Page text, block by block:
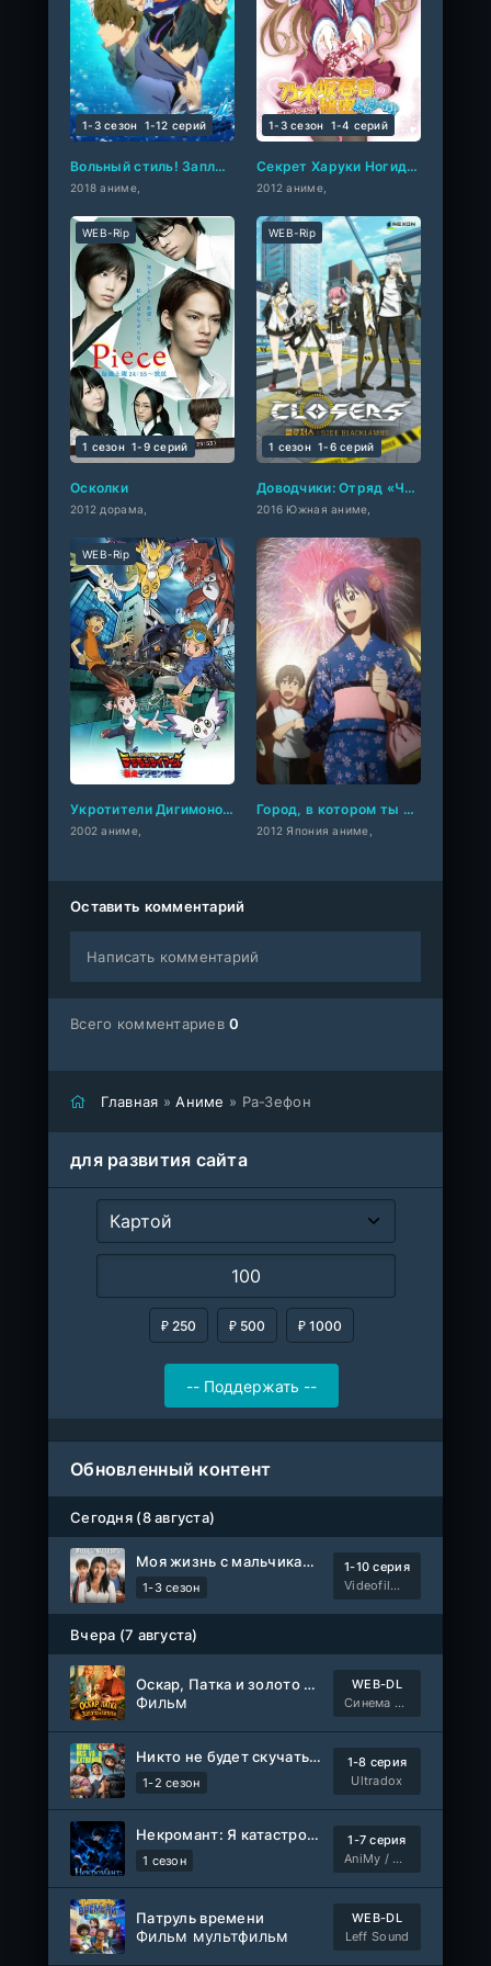
Вольный стиль! Заплыв в будущее
2018 аниме,
1-3 сезон 1-12 cерий
Секрет Харуки Ногидзаки: Финал
2012 аниме,
1-3 сезон 1-4 cерий
Осколки
2012 дорама,
WEB-Rip
1 сезон 1-9 cерий
Доводчики: Отряд «Черные агнцы»
2016 Южная аниме,
WEB-Rip
1 сезон 1-6 cерий
Укротители Дигимонов: Сбежавший Дигимон Экспресс
2002 аниме,
WEB-Rip
Город, в котором ты живёшь OVA
2012 Япония аниме,
Оставить комментарий
Написать комментарий
Всего комментариев0
Главная »Аниме » Ра-Зефон
для развития сайта
₽ 250 ₽ 500 ₽ 1000
Обновленный контент
Сегодня (8 августа)
Моя жизнь с мальчиками Уолтер
1-3 сезон
1-10 серия
Videofilm Int
Вчера (7 августа)
Оскар, Патка и золото Балтики
Фильм
WEB-DL
Синема УС
Никто не будет скучать по нам
1-2 сезон
1-8 серия
Ultradox
Некромант: Я катастрофа
1 сезон
1-7 серия
AniMy / RuChiMe
Патруль времени
Фильм мультфильм
WEB-DL
Leff Sound